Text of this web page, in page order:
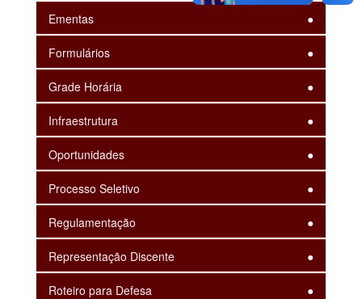
Ementas
Formulários
Grade Horária
Infraestrutura
Oportunidades
Processo Seletivo
Regulamentação
Representação Discente
Roteiro para Defesa